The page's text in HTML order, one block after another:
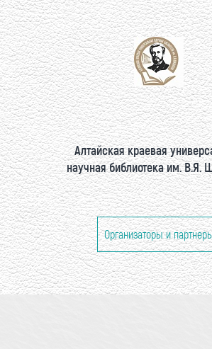
Алтайская краевая
научная библиотека им. В.Я.
Организаторы и